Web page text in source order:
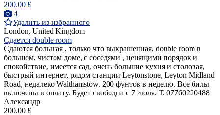
200.00 £
4
Удалить из избранного
London, United Kingdom
Сдается double room
Сдаются большая , только что выкрашенная, double room в
большом, чистом доме, с соседями , ценящими порядок и
спокойствие, имеется сад, очень большие кухня и столовая,
быстрый интернет, рядом станции Leytonstone, Leyton Midland
Road, недалеко Walthamstow. 200 фунтов в неделю. Все билы
включены в оплату. Будет свободна с 7 июля. Т. 07760220488
Александр
200.00 £